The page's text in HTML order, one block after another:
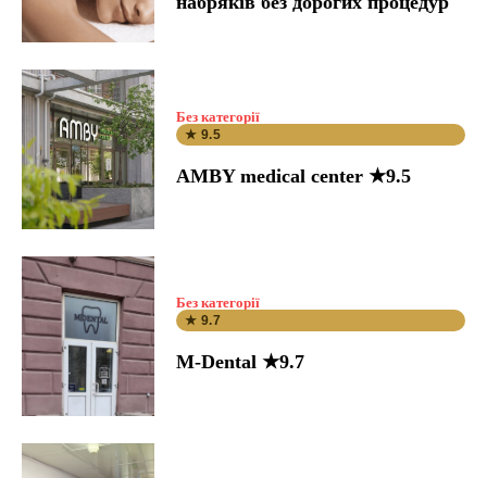
Без категорії
★ 9.5
AMBY medical center ★9.5
Без категорії
★ 9.7
M-Dental ★9.7